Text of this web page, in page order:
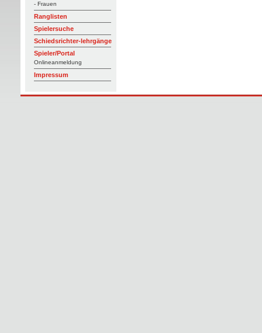
- Frauen
Ranglisten
Spielersuche
Schiedsrichter-lehrgänge
Spieler/Portal
Onlineanmeldung
Impressum